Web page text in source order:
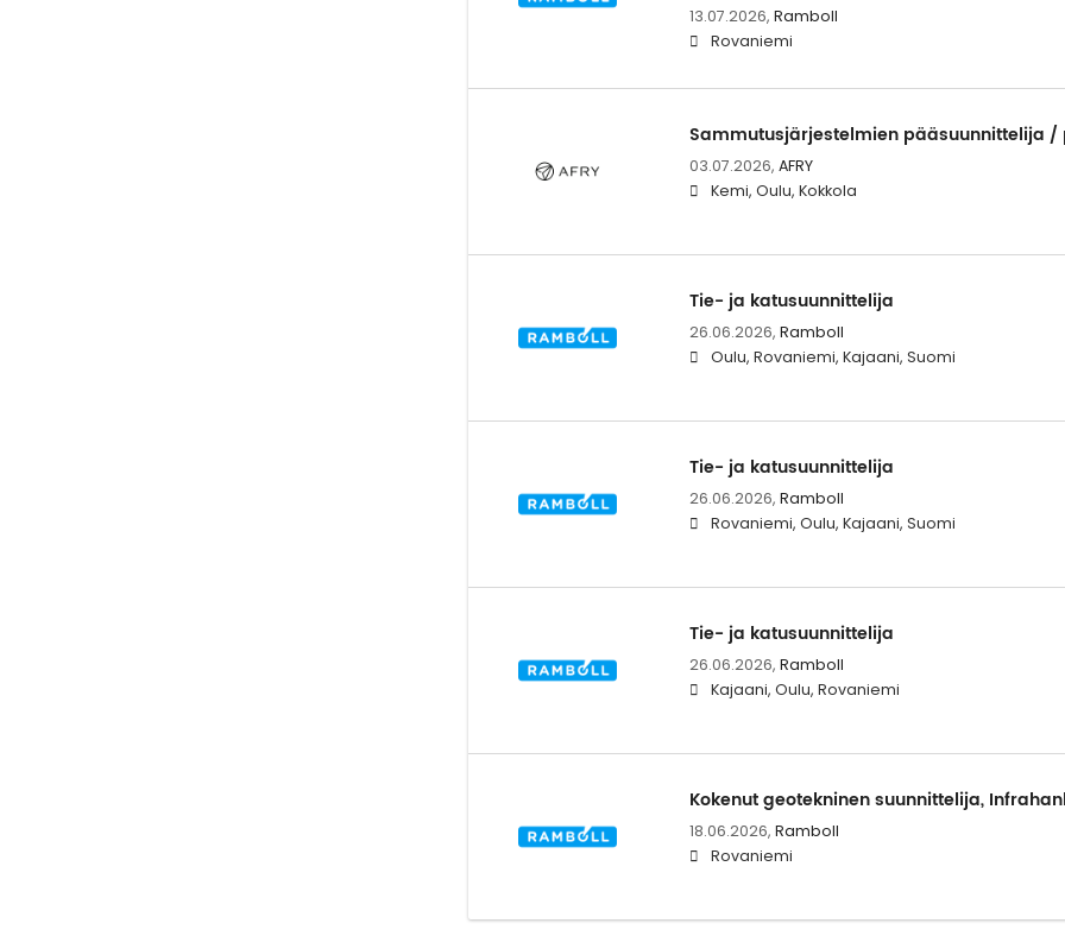
13.07.2026, Ramboll
Rovaniemi
Sammutusjärjestelmien pääsuunnittelija
03.07.2026, AFRY
Kemi, Oulu, Kokkola
Tie- ja katusuunnittelija
26.06.2026, Ramboll
Oulu, Rovaniemi, Kajaani, Suomi
Tie- ja katusuunnittelija
26.06.2026, Ramboll
Rovaniemi, Oulu, Kajaani, Suomi
Tie- ja katusuunnittelija
26.06.2026, Ramboll
Kajaani, Oulu, Rovaniemi
Kokenut geotekninen suunnittelija,
18.06.2026, Ramboll
Rovaniemi